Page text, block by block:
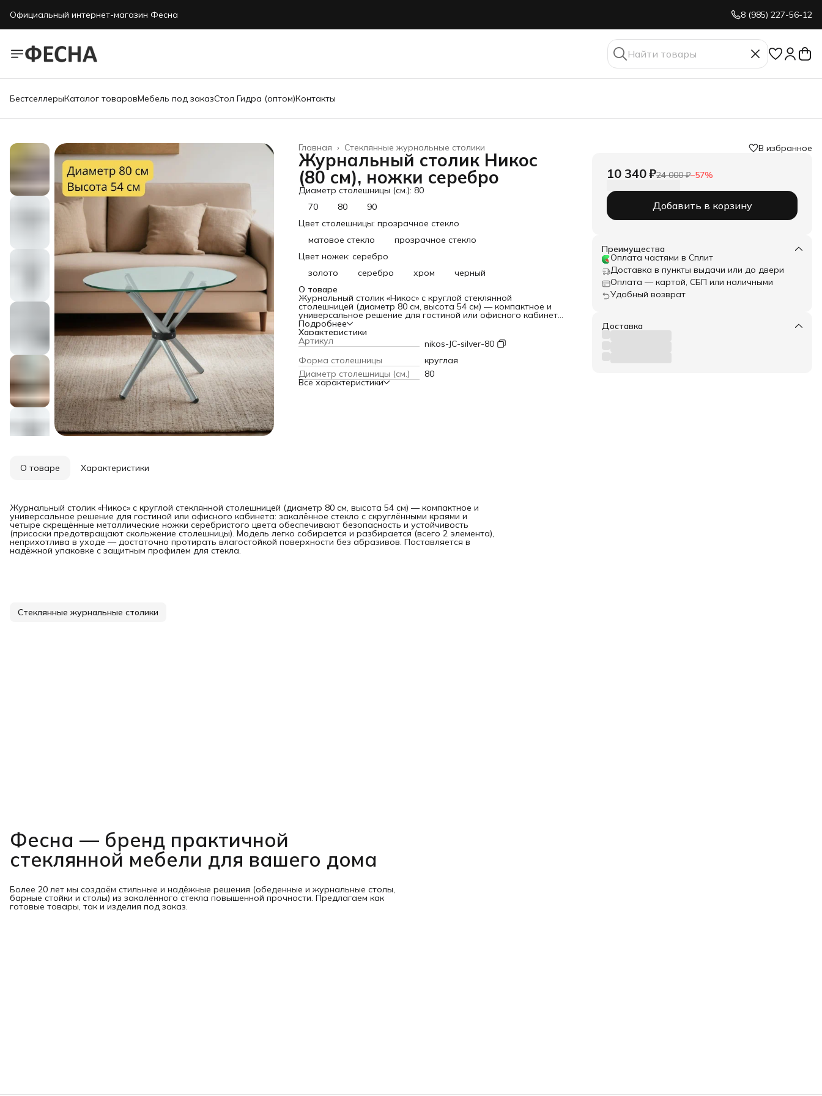
Официальный интернет-магазин Фесна
Официальный интернет-магазин Фесна
8 (985) 227-56-12
БестселлерыКаталог товаровМебель под заказСтол Гидра (оптом)Контакты
Стеклянные журнальные столики
Главная ›
Журнальный столик Никос
(80 см), ножки серебро
Диаметр столешницы (см.): 80
70
80
90
Цвет столешницы: прозрачное стекло
матовое стекло
прозрачное стекло
Цвет ножек: серебро
золото
серебро хром
черный
О товаре
Журнальный столик «Никос» с круглой стеклянной
столешницей (диаметр 80 см, высота 54 см) — компактное и
универсальное решение для гостиной или офисного кабинета:
закалённое стекло с скруглёнными краями и четыре
скрещённые металлические ножки серебристого цвета
обеспечивают безопасность и устойчивость (присоски
предотвращают скольжение столешницы). Модель легко
собирается и разбирается (всего 2 элемента), неприхотлива в
уходе — достаточно протирать влагостойкой поверхности
без абразивов. Поставляется в надёжной упаковке с
защитным профилем для стекла.
Подробнее
Характеристики
Артикул
nikos-JC-silver-80
Форма столешницы
круглая
Диаметр столешницы (см.)
80
Все характеристики
В избранное
10 340 ₽24 000 ₽−57%
Добавить в корзину
Преимущества
Оплата частями в Сплит
Доставка в пункты выдачи или до двери
Оплата — картой, СБП или наличными
Удобный возврат
Доставка
О товаре Характеристики
Журнальный столик «Никос» с круглой стеклянной столешницей (диаметр 80 см, высота 54 см) — компактное и
универсальное решение для гостиной или офисного кабинета: закалённое стекло с скруглёнными краями и
четыре скрещённые металлические ножки серебристого цвета обеспечивают безопасность и устойчивость
(присоски предотвращают скольжение столешницы). Модель легко собирается и разбирается (всего 2 элемента),
неприхотлива в уходе — достаточно протирать влагостойкой поверхности без абразивов. Поставляется в
надёжной упаковке с защитным профилем для стекла.
Стеклянные журнальные столики
Фесна — бренд практичной
стеклянной мебели для вашего дома
Более 20 лет мы создаём стильные и надёжные решения (обеденные и журнальные столы,
барные стойки и столы) из закалённого стекла повышенной прочности. Предлагаем как
готовые товары, так и изделия под заказ.